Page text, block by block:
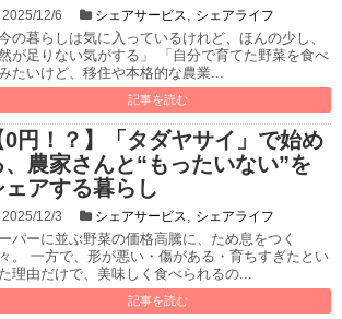
2025/12/6 シェアサービス シェアライフ
今の暮らしは気に入っているけれど、ほんの少し、
が足りない気がする」 「自分で育てた野菜を食べ
たいけど、移住や本格的な農業...
記事を読む
0円！？】「タダヤサイ」で始め
、農家さんと“もったいない”を
ェアする暮らし
2025/12/3 シェアサービス シェアライフ
パーに並ぶ野菜の価格高騰に、ため息をつく
。 一方で、形が悪い・傷がある・育ちすぎたとい
理由だけで、美味しく食べられるの...
記事を読む